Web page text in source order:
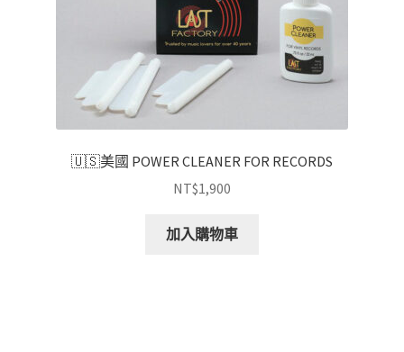
🇺🇸美國 POWER CLEANER FOR RECORDS
NT$1,900
加入購物車